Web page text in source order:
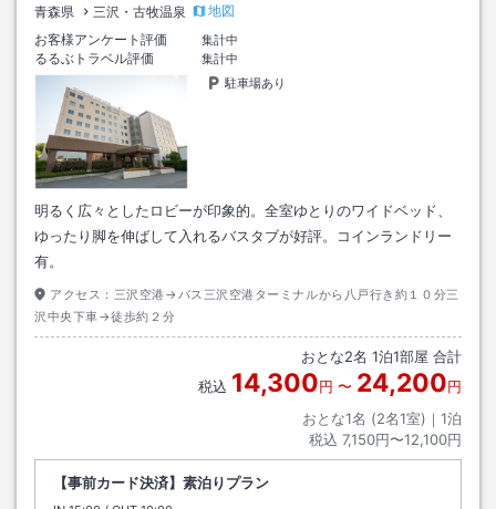
青森県 三沢・古牧温泉
地図
お客様アンケート評価
集計中
るるぶトラベル評価
集計中
駐車場あり
明るく広々としたロビーが印象的。全室ゆとりのワイドベッド、
ゆったり脚を伸ばして入れるバスタブが好評。コインランドリー
有。
アクセス： 三沢空港→バス三沢空港ターミナルから八戸行き約１０分三
沢中央下車→徒歩約２分
おとな2名 1泊1部屋 合計
税込 14,300円 〜 24,200円
おとな1名 (2名1室)｜ 1泊
税込 7,150円〜12,100円
【事前カード決済】素泊りプラン